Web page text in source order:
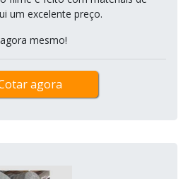
um excelente preço.
mesmo!
agora